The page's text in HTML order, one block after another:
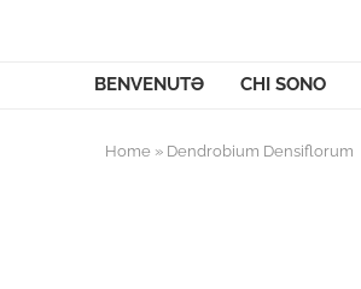
BENVENUTƏ CHI SONO
Home » Dendrobium Densiflorum